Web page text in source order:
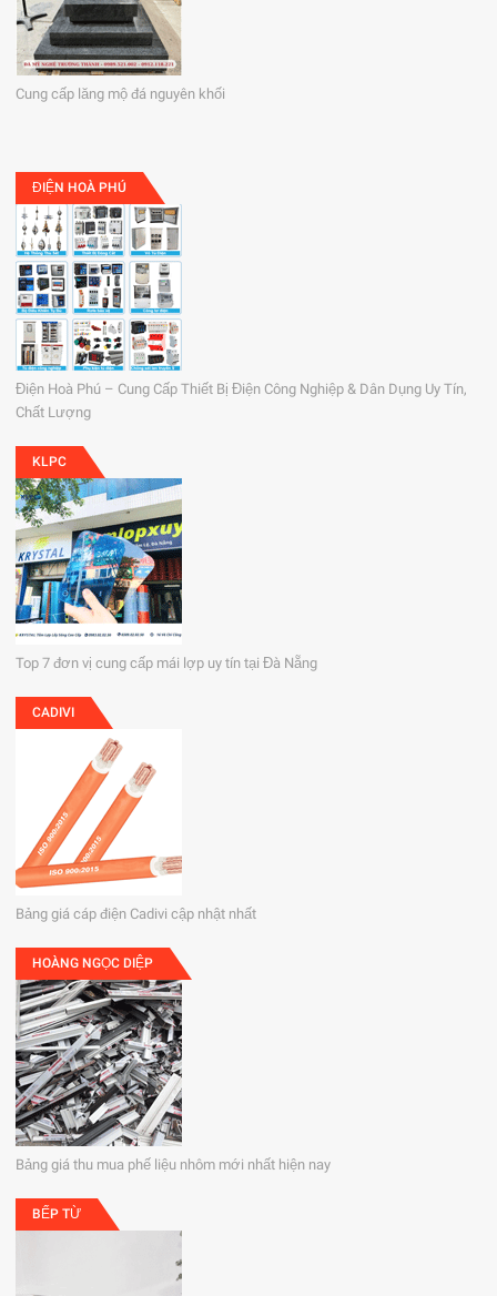
Cung cấp lăng mộ đá nguyên khối
ĐIỆN HOÀ PHÚ
Điện Hoà Phú – Cung Cấp Thiết Bị Điện Công Nghiệp & Dân Dụng Uy Tín,
Chất Lượng
KLPC
Top 7 đơn vị cung cấp mái lợp uy tín tại Đà Nẵng
CADIVI
Bảng giá cáp điện Cadivi cập nhật nhất
HOÀNG NGỌC DIỆP
Bảng giá thu mua phế liệu nhôm mới nhất hiện nay
BẾP TỪ